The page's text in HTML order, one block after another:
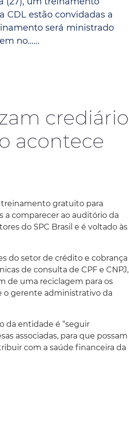
CDL estão convidadas a
será ministrado
no......
crediário
acontece
treinamento gratuito para
a comparecer ao auditório da
do SPC Brasil e é voltado às
do setor de crédito e cobrança
de consulta de CPF e CNPJ,
de uma reciclagem para os
o gerente administrativo da
da entidade é “seguir
associadas, para que possam
com a saúde financeira da